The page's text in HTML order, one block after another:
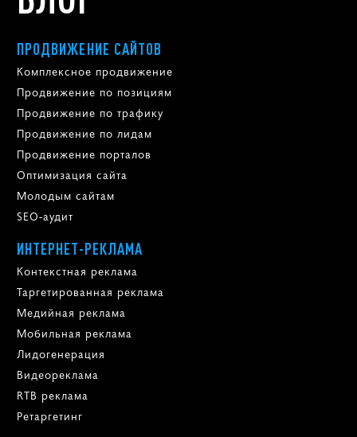
ПРОДВИЖЕНИЕ САЙТОВ
Комплексное продвижение
Продвижение по позициям
Продвижение по трафику
Продвижение по лидам
Продвижение порталов
Оптимизация сайта
Молодым сайтам
SEO-аудит
ИНТЕРНЕТ-РЕКЛАМА
Контекстная реклама
Таргетированная реклама
Медийная реклама
Мобильная реклама
Лидогенерация
Видеореклама
RTB реклама
Ретаргетинг